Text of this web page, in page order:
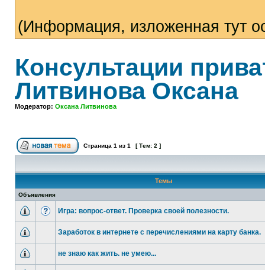
(Информация, изложенная тут
Консультации
Литвинова Оксана
Модератор: Оксана Литвинова
Страница 1 из 1 [ Тем: 2 ]
Темы
Объявления
Игра: вопрос-ответ. Проверка своей полезности.
Заработок в интернете с перечислениями на карту банка.
не знаю как жить. не умею...